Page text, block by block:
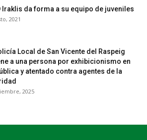
Iraklis da forma a su equipo de juveniles
2021
Local de San Vicente del Raspeig
a una persona por exhibicionismo en
y atentado contra agentes de la
2025